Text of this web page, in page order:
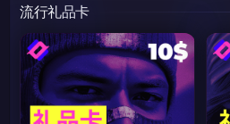
流行礼品卡